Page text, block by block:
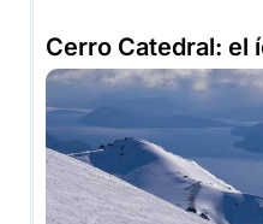
Cerro Catedral: el